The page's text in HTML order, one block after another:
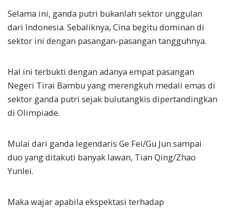
Selama ini, ganda putri bukanlah sektor unggulan
dari Indonesia. Sebaliknya, Cina begitu dominan di
sektor ini dengan pasangan-pasangan tangguhnya.
Hal ini terbukti dengan adanya empat pasangan
Negeri Tirai Bambu yang merengkuh medali emas di
sektor ganda putri sejak bulutangkis dipertandingkan
di Olimpiade.
Mulai dari ganda legendaris Ge Fei/Gu Jun sampai
duo yang ditakuti banyak lawan, Tian Qing/Zhao
Yunlei.
Maka wajar apabila ekspektasi terhadap